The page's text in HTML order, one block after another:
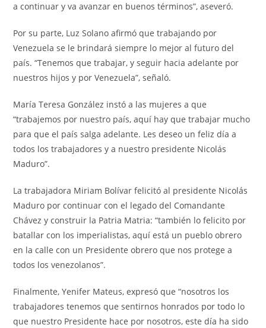
a continuar y va avanzar en buenos términos”, aseveró.
Por su parte, Luz Solano afirmó que trabajando por
Venezuela se le brindará siempre lo mejor al futuro del
país. “Tenemos que trabajar, y seguir hacia adelante por
nuestros hijos y por Venezuela”, señaló.
María Teresa González instó a las mujeres a que
“trabajemos por nuestro país, aquí hay que trabajar mucho
para que el país salga adelante. Les deseo un feliz día a
todos los trabajadores y a nuestro presidente Nicolás
Maduro”.
La trabajadora Miriam Bolívar felicitó al presidente Nicolás
Maduro por continuar con el legado del Comandante
Chávez y construir la Patria Matria: “también lo felicito por
batallar con los imperialistas, aquí está un pueblo obrero
en la calle con un Presidente obrero que nos protege a
todos los venezolanos”.
Finalmente, Yenifer Mateus, expresó que “nosotros los
trabajadores tenemos que sentirnos honrados por todo lo
que nuestro Presidente hace por nosotros, este día ha sido